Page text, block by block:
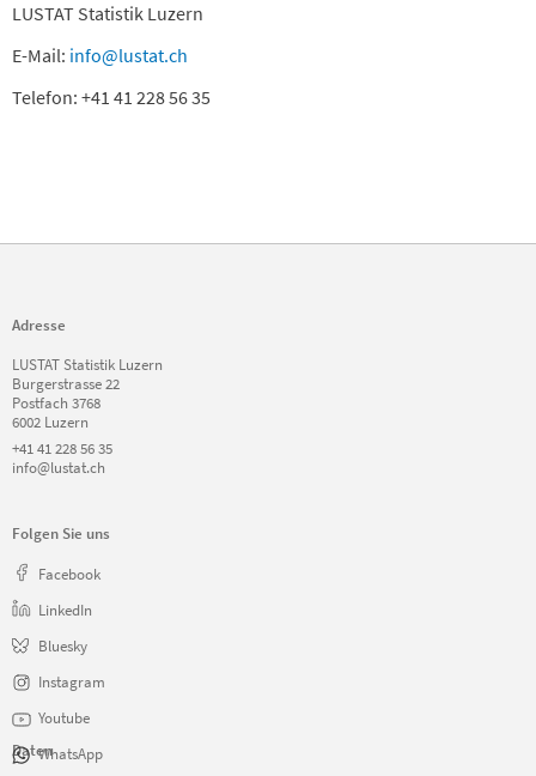
LUSTAT Statistik Luzern
E-Mail: info@lustat.ch
Telefon: +41 41 228 56 35
Adresse
LUSTAT Statistik Luzern
Burgerstrasse 22
Postfach 3768
6002 Luzern
+41 41 228 56 35
info@lustat.ch
Folgen Sie uns
Facebook
LinkedIn
Bluesky
Instagram
Youtube
WhatsApp
Daten